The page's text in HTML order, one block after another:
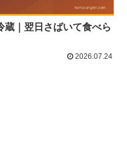
蔵｜翌日さばいて食べら
2026.07.24